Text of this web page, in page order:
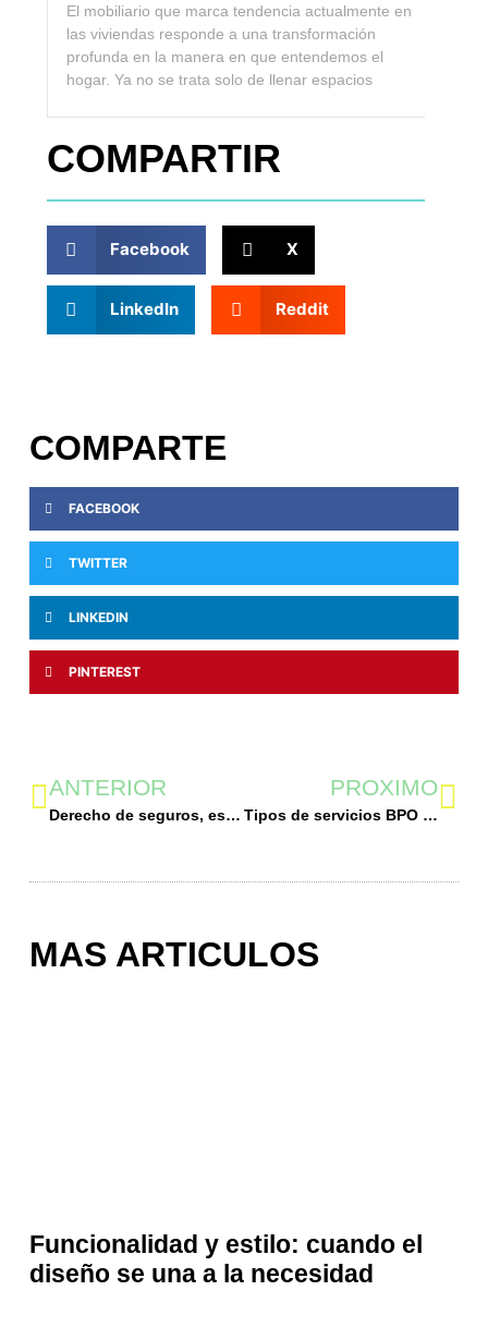
El mobiliario que marca tendencia actualmente en
las viviendas responde a una transformación
profunda en la manera en que entendemos el
hogar. Ya no se trata solo de llenar espacios
COMPARTIR
Facebook X
LinkedIn Reddit
COMPARTE
FACEBOOK
TWITTER
LINKEDIN
PINTEREST
ANTERIOR
Derecho de seguros, ese gran desconocido
PROXIMO
Tipos de servicios BPO al alcance de tu empresa
MAS ARTICULOS
Funcionalidad y estilo: cuando el
diseño se una a la necesidad